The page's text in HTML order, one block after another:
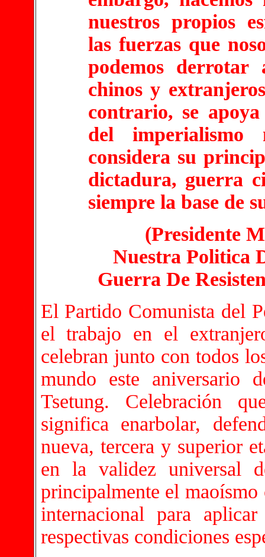
nuestros propios
las fuerzas que
podemos derrotar
chinos y
contrario, se
del imperialismo
considera su
dictadura, guerra
siempre la base de
(Presidente
Nuestra Politica
Guerra De
El Partido Comunista del
el trabajo en el
celebran junto con todos
mundo este aniversario
Tsetung. Celebración
significa enarbolar,
nueva, tercera y superior
en la validez universal
principalmente el
internacional para
respectivas condiciones